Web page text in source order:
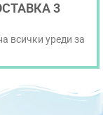
3
всички уреди за